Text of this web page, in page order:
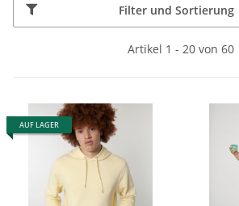
Filter und Sortierung
Artikel 1 - 20 von 60
AUF LAGER